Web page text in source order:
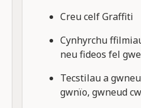
Creu celf Graffiti
Cynhyrchu
neu fideos fel
Tecstilau a
gwnïo, gwneud